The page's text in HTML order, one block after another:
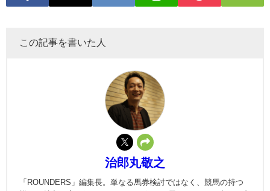
この記事を書いた人
治郎丸敬之
「ROUNDERS」編集長。単なる馬券検討ではなく、競馬の持つ